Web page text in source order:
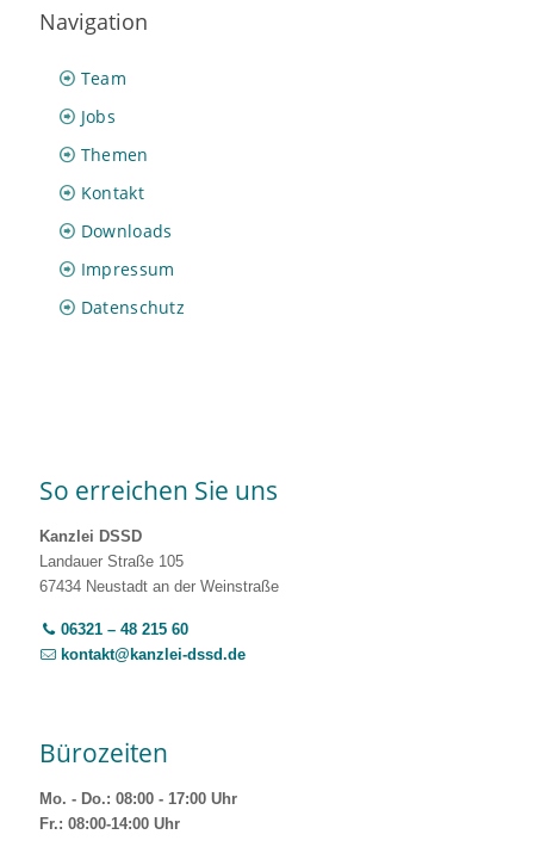
Navigation
Team
Jobs
Themen
Kontakt
Downloads
Impressum
Datenschutz
So erreichen Sie uns
Kanzlei DSSD
Landauer Straße 105
67434 Neustadt an der Weinstraße
06321 – 48 215 60
kontakt@kanzlei-dssd.de
Bürozeiten
Mo. - Do.: 08:00 - 17:00 Uhr
Fr.: 08:00-14:00 Uhr